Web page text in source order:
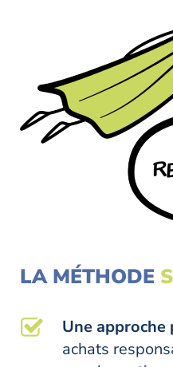
LA MÉTHODE
Une
achats